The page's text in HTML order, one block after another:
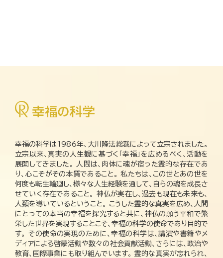
幸福の科学は1986年、大川隆法総裁によって立宗されました。
立宗以来、真実の人生観に基づく「幸福」を広めるべく、活動を
展開してきました。 人間は、肉体に魂が宿った霊的な存在であ
り、心こそがその本質であること。 私たちは、この世とあの世を
何度も転生輪廻し、様々な人生経験を通して、自らの魂を成長さ
せていく存在であること。 神仏が実在し、過去も現在も未来も、
人類を導いているということ。 こうした霊的な真実を広め、人間
にとっての本当の幸福を探究すると共に、神仏の願う平和で繁
栄した世界を実現することこそ、幸福の科学の使命であり目的で
す。 その使命の実現のために、幸福の科学は、講演や書籍やメ
ディアによる啓蒙活動や数々の社会貢献活動、さらには、政治や
教育、国際事業にも取り組んでいます。 霊的な真実が忘れられ、